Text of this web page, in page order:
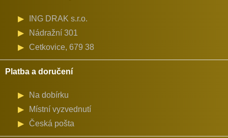
ING DRAK s.r.o.
Nádražní 301
Cetkovice, 679 38
Platba a doručení
Na dobírku
Místní vyzvednutí
Česká pošta